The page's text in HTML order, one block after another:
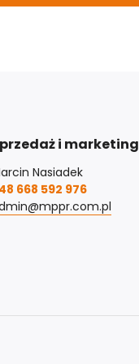
i marketing
Nasiadek
668 592 976